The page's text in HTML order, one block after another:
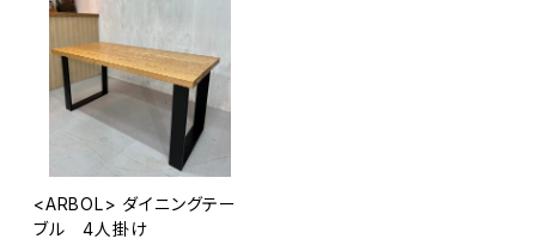
<ARBOL> ダイニングテー
ブル 4人掛け